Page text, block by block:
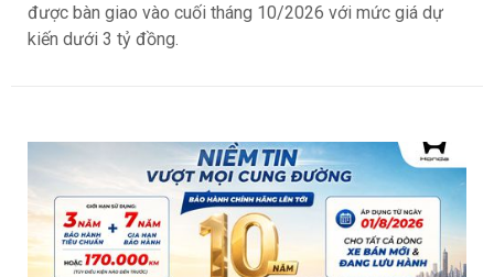
được bàn giao vào cuối tháng 10/2026 với mức giá dự
kiến dưới 3 tỷ đồng.